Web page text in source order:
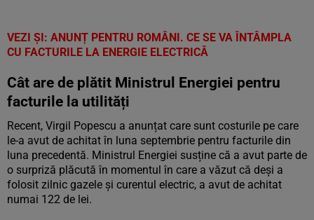
VEZI ȘI: ANUNȚ PENTRU ROMÂNI. CE SE VA ÎNTÂMPLA
CU FACTURILE LA ENERGIE ELECTRICĂ
Cât are de plătit Ministrul Energiei pentru
facturile la utilități
Recent, Virgil Popescu a anunțat care sunt costurile pe care
le-a avut de achitat în luna septembrie pentru facturile din
luna precedentă. Ministrul Energiei susține că a avut parte de
o surpriză plăcută în momentul în care a văzut că deși a
folosit zilnic gazele și curentul electric, a avut de achitat
numai 122 de lei.